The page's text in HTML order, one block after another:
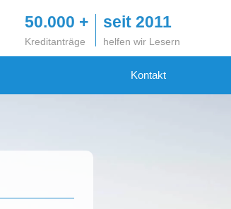
50.000 +
Kreditanträge
seit 2011
helfen wir Lesern
Kontakt